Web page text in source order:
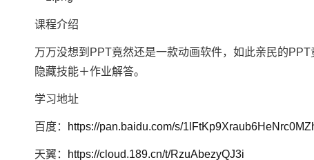
课程介绍
万万没想到PPT竟然还是一款动画软件，如此亲民的
隐藏技能＋作业解答。
学习地址
百度： https://pan.baidu.com/s/
天翼： https://cloud.189.cn/t/RzuAbezyQJ3i